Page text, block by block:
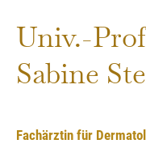
Univ.-
Sabine
Fachärztin für